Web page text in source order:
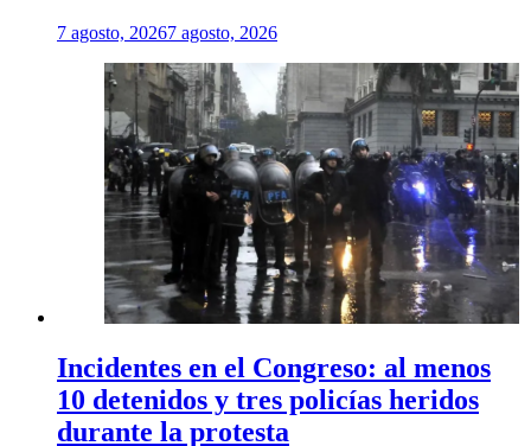
7 agosto, 20267 agosto, 2026
Incidentes en el Congreso: al menos
10 detenidos y tres policías heridos
durante la protesta